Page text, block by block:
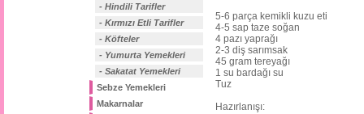
- Hindili Tarifler
- Kırmızı Etli Tarifler
- Köfteler
- Yumurta Yemekleri
- Sakatat Yemekleri
Sebze Yemekleri
Makarnalar
5-6 parça kemikli kuzu eti
4-5 sap taze soğan
4 pazı yaprağı
2-3 diş sarımsak
45 gram tereyağı
1 su bardağı su
Tuz
Hazırlanışı: